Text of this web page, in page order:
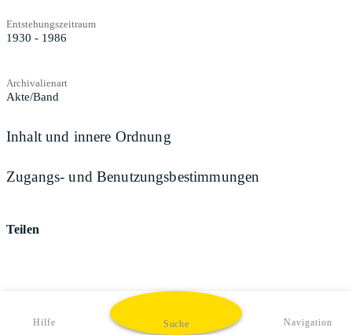
Entstehungszeitraum
1930 - 1986
Archivalienart
Akte/Band
Inhalt und innere Ordnung
Zugangs- und Benutzungsbestimmungen
Teilen
Hilfe Suche Navigation